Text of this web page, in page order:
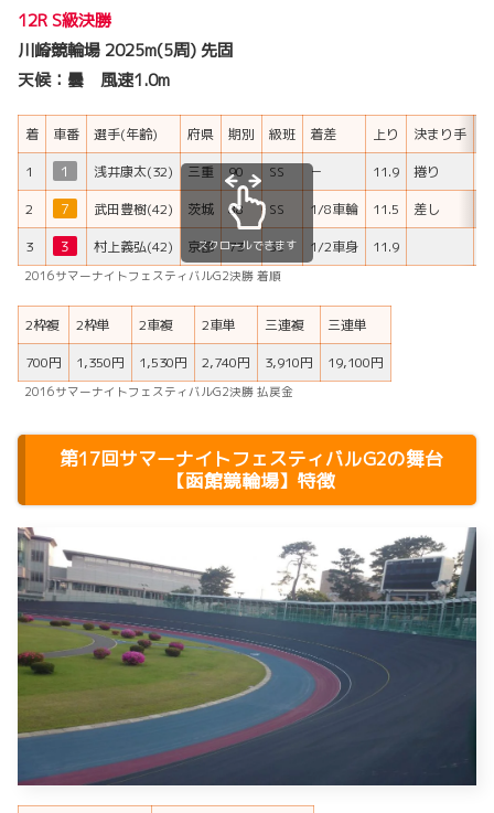
12R S級決勝
川崎競輪場 2025m(5周) 先固
天候：曇 風速1.0m
着 車番 選手(年齢) 府県 期別 級班 着差 上り 決まり手
1
１ 浅井康太(32) 三重 90 SS － 11.9
捲り
2
７ 武田豊樹(42) 茨城 88 SS 1/8車輪 11.5
差し
3
３ 村上義弘(42) 京都 73 SS 1/2車身 11.9
スクロールできます
2016サマーナイトフェスティバルG2決勝 着順
2枠複 2枠単 2車複 2車単 三連複
三連単
700円
1,350円 1,530円 2,740円 3,910円 19,100円
2016サマーナイトフェスティバルG2決勝 払戻金
第17回サマーナイトフェスティバルG2の舞台
【函館競輪場】特徴